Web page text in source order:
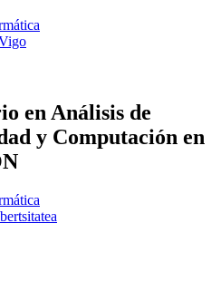
en Análisis de
y Computación en